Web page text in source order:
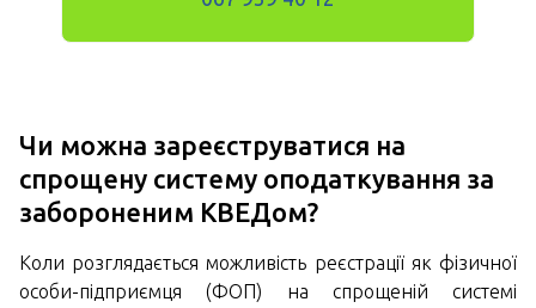
Чи можна зареєструватися на
спрощену систему оподаткування за
забороненим КВЕДом?
Коли розглядається можливість реєстрації як фізичної
особи-підприємця (ФОП) на спрощеній системі